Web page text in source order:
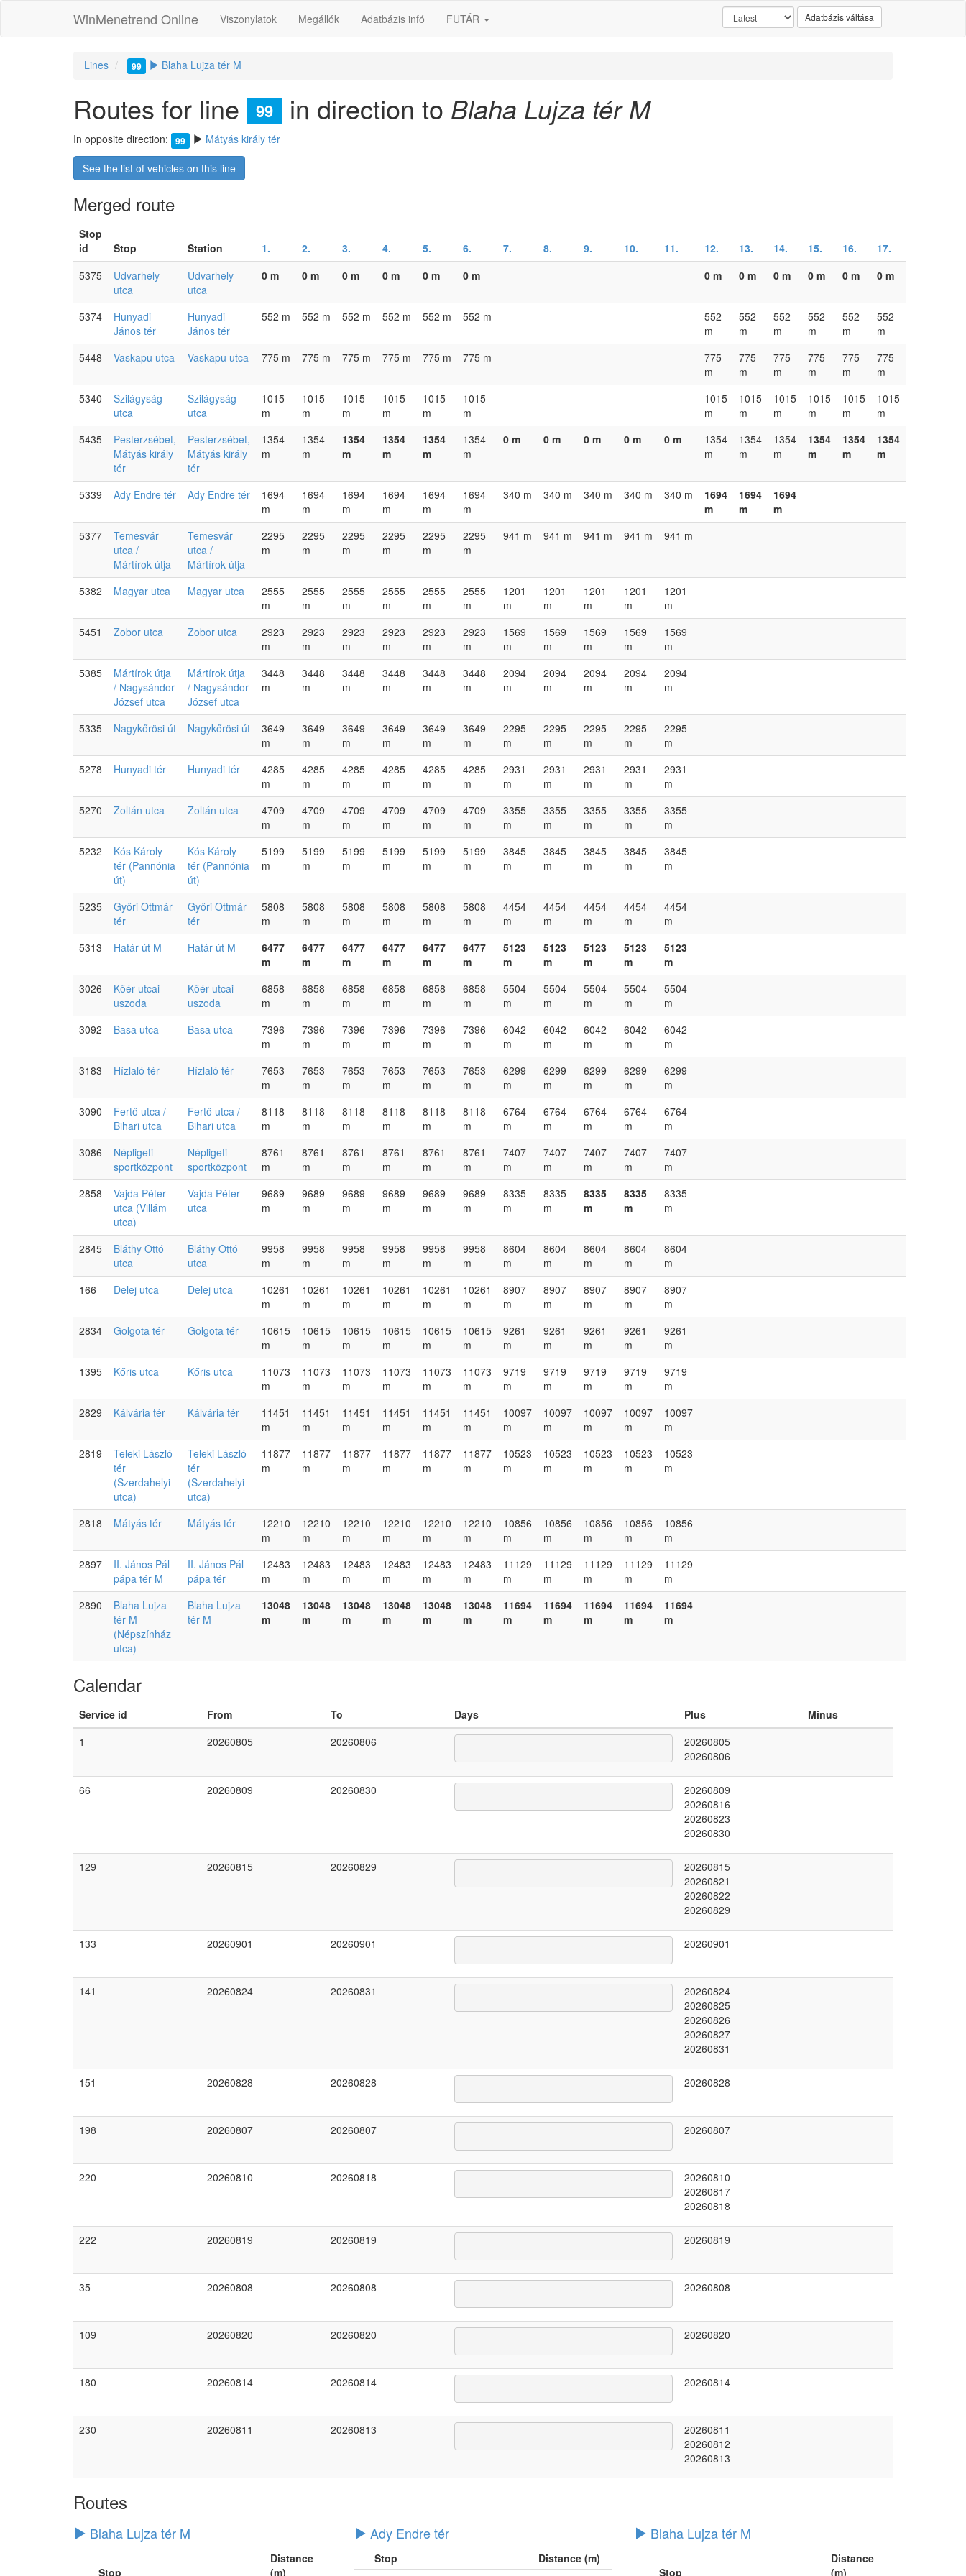
WinMenetrend Online Viszonylatok Megállók Adatbázis infó FUTÁR Adatbázis váltása
Lines 99 Blaha Lujza tér M
Routes for line 99 in direction to Blaha Lujza tér M
In opposite direction: 99 Mátyás király tér
See the list of vehicles on this line
Merged route
Stop
id
Stop Station 1. 2. 3. 4. 5. 6. 7. 8. 9. 10. 11. 12. 13. 14. 15. 16.
17.
5375
Udvarhely
utca
Udvarhely
utca
0 m 0 m 0 m 0 m 0 m 0 m 0 m 0 m 0 m 0 m 0 m 0 m
5374
Hunyadi
János tér
Hunyadi
János tér
552 m 552 m 552 m 552 m 552 m 552 m
552
m
552
m
552
m
552
m
552
m
552
m
5448
Vaskapu utca Vaskapu utca 775 m 775 m 775 m 775 m 775 m 775 m
775
m
775
m
775
m
775
m
775
m
775
m
5340
Szilágyság
utca
Szilágyság
utca
1015
m
1015
m
1015
m
1015
m
1015
m
1015
m
1015
m
1015
m
1015
m
1015
m
1015
m
1015
m
5435
Pesterzsébet,
Mátyás király
tér
Pesterzsébet,
Mátyás király
tér
1354
m
1354
m
1354
m
1354
m
1354
m
1354
m
0 m 0 m 0 m 0 m 0 m
1354
m
1354
m
1354
m
1354
m
1354
m
1354
m
5339 Ady Endre tér Ady Endre tér
1694
m
1694
m
1694
m
1694
m
1694
m
1694
m
340 m 340 m 340 m 340 m 340 m
1694
m
1694
m
1694
m
5377
Temesvár
utca /
Mártírok útja
Temesvár
utca /
Mártírok útja
2295
m
2295
m
2295
m
2295
m
2295
m
2295
m
941 m 941 m 941 m 941 m 941 m
5382 Magyar utca Magyar utca
2555
m
2555
m
2555
m
2555
m
2555
m
2555
m
1201
m
1201
m
1201
m
1201
m
1201
m
5451
Zobor utca Zobor utca
2923
m
2923
m
2923
m
2923
m
2923
m
2923
m
1569
m
1569
m
1569
m
1569
m
1569
m
5385
Mártírok útja
/ Nagysándor
József utca
Mártírok útja
/ Nagysándor
József utca
3448
m
3448
m
3448
m
3448
m
3448
m
3448
m
2094
m
2094
m
2094
m
2094
m
2094
m
5335 Nagykőrösi út Nagykőrösi út
3649
m
3649
m
3649
m
3649
m
3649
m
3649
m
2295
m
2295
m
2295
m
2295
m
2295
m
5278
Hunyadi tér Hunyadi tér
4285
m
4285
m
4285
m
4285
m
4285
m
4285
m
2931
m
2931
m
2931
m
2931
m
2931
m
5270
Zoltán utca Zoltán utca
4709
m
4709
m
4709
m
4709
m
4709
m
4709
m
3355
m
3355
m
3355
m
3355
m
3355
m
5232
Kós Károly
tér (Pannónia
út)
Kós Károly
tér (Pannónia
út)
5199
m
5199
m
5199
m
5199
m
5199
m
5199
m
3845
m
3845
m
3845
m
3845
m
3845
m
5235
Győri Ottmár
tér
Győri Ottmár
tér
5808
m
5808
m
5808
m
5808
m
5808
m
5808
m
4454
m
4454
m
4454
m
4454
m
4454
m
5313
Határ út M Határ út M
6477
m
6477
m
6477
m
6477
m
6477
m
6477
m
5123
m
5123
m
5123
m
5123
m
5123
m
3026
Kőér utcai
uszoda
Kőér utcai
uszoda
6858
m
6858
m
6858
m
6858
m
6858
m
6858
m
5504
m
5504
m
5504
m
5504
m
5504
m
3092
Basa utca Basa utca
7396
m
7396
m
7396
m
7396
m
7396
m
7396
m
6042
m
6042
m
6042
m
6042
m
6042
m
3183
Hízlaló tér Hízlaló tér
7653
m
7653
m
7653
m
7653
m
7653
m
7653
m
6299
m
6299
m
6299
m
6299
m
6299
m
3090
Fertő utca /
Bihari utca
Fertő utca /
Bihari utca
8118
m
8118
m
8118
m
8118
m
8118
m
8118
m
6764
m
6764
m
6764
m
6764
m
6764
m
3086
Népligeti
sportközpont
Népligeti
sportközpont
8761
m
8761
m
8761
m
8761
m
8761
m
8761
m
7407
m
7407
m
7407
m
7407
m
7407
m
2858
Vajda Péter
utca (Villám
utca)
Vajda Péter
utca
9689
m
9689
m
9689
m
9689
m
9689
m
9689
m
8335
m
8335
m
8335
m
8335
m
8335
m
2845
Bláthy Ottó
utca
Bláthy Ottó
utca
9958
m
9958
m
9958
m
9958
m
9958
m
9958
m
8604
m
8604
m
8604
m
8604
m
8604
m
166
Delej utca Delej utca
10261
m
10261
m
10261
m
10261
m
10261
m
10261
m
8907
m
8907
m
8907
m
8907
m
8907
m
2834
Golgota tér Golgota tér
10615
m
10615
m
10615
m
10615
m
10615
m
10615
m
9261
m
9261
m
9261
m
9261
m
9261
m
1395
Kőris utca Kőris utca
11073
m
11073
m
11073
m
11073
m
11073
m
11073
m
9719
m
9719
m
9719
m
9719
m
9719
m
2829
Kálvária tér Kálvária tér
11451
m
11451
m
11451
m
11451
m
11451
m
11451
m
10097
m
10097
m
10097
m
10097
m
10097
m
2819
Teleki László
tér
(Szerdahelyi
utca)
Teleki László
tér
(Szerdahelyi
utca)
11877
m
11877
m
11877
m
11877
m
11877
m
11877
m
10523
m
10523
m
10523
m
10523
m
10523
m
2818 Mátyás tér Mátyás tér
12210
m
12210
m
12210
m
12210
m
12210
m
12210
m
10856
m
10856
m
10856
m
10856
m
10856
m
2897
II. János Pál
pápa tér M
II. János Pál
pápa tér
12483
m
12483
m
12483
m
12483
m
12483
m
12483
m
11129
m
11129
m
11129
m
11129
m
11129
m
2890
Blaha Lujza
tér M
(Népszínház
utca)
Blaha Lujza
tér M
13048
m
13048
m
13048
m
13048
m
13048
m
13048
m
11694
m
11694
m
11694
m
11694
m
11694
m
Calendar
Service id From To Days Plus
Minus
1
20260805 20260806
20260805
20260806
66 20260809 20260830
20260809
20260816
20260823
20260830
129 20260815 20260829
20260815
20260821
20260822
20260829
133 20260901 20260901 20260901
141 20260824 20260831
20260824
20260825
20260826
20260827
20260831
151 20260828 20260828 20260828
198 20260807 20260807 20260807
220 20260810 20260818
20260810
20260817
20260818
222 20260819 20260819 20260819
35 20260808 20260808 20260808
109 20260820 20260820 20260820
180 20260814 20260814 20260814
230 20260811 20260813
20260811
20260812
20260813
Routes
Blaha Lujza tér M
Stop
Distance
(m)
Ady Endre tér
Stop
Distance (m)
Blaha Lujza tér M
Stop
Distance
(m)